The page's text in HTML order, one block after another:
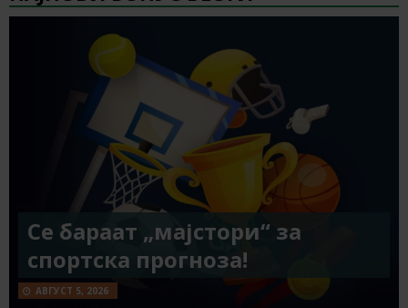
Се бараат „мајстори“ за
спортска прогноза!
АВГУСТ 5, 2026